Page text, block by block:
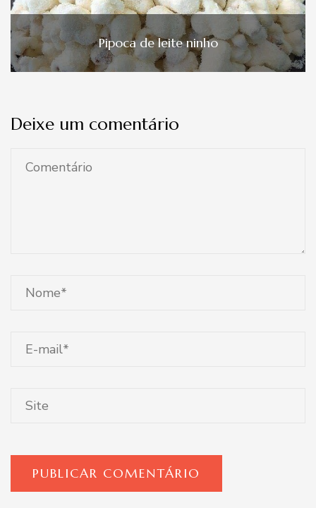
Pipoca de leite ninho
Deixe um comentário